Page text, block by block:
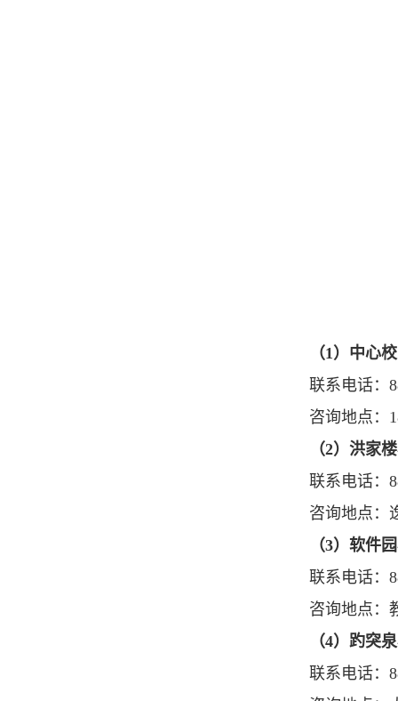
（1）中心
联系电话：
咨询地点：
（2）洪家
联系电话：
咨询地点：
（3）软件
联系电话：
咨询地点：
（4）趵突
联系电话：